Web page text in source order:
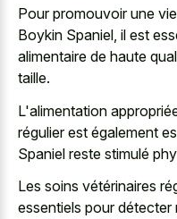
Pour promouvoir une
Boykin Spaniel, il est
alimentaire de haute
taille.
L'alimentation
régulier est également
Spaniel reste stimulé
Les soins vétérinaires
essentiels pour